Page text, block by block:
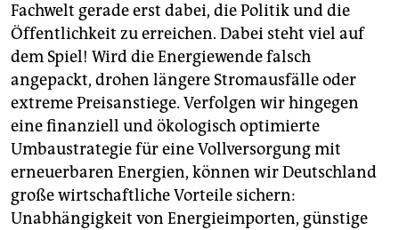
Fachwelt gerade erst dabei, die Politik und die
Öffentlichkeit zu erreichen. Dabei steht viel auf
dem Spiel! Wird die Energiewende falsch
angepackt, drohen längere Stromausfälle oder
extreme Preisanstiege. Verfolgen wir hingegen
eine finanziell und ökologisch optimierte
Umbaustrategie für eine Vollversorgung mit
erneuerbaren Energien, können wir Deutschland
große wirtschaftliche Vorteile sichern:
Unabhängigkeit von Energieimporten, günstige